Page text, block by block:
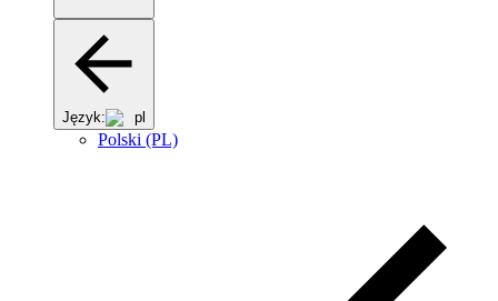
Język: pl
Polski (PL)